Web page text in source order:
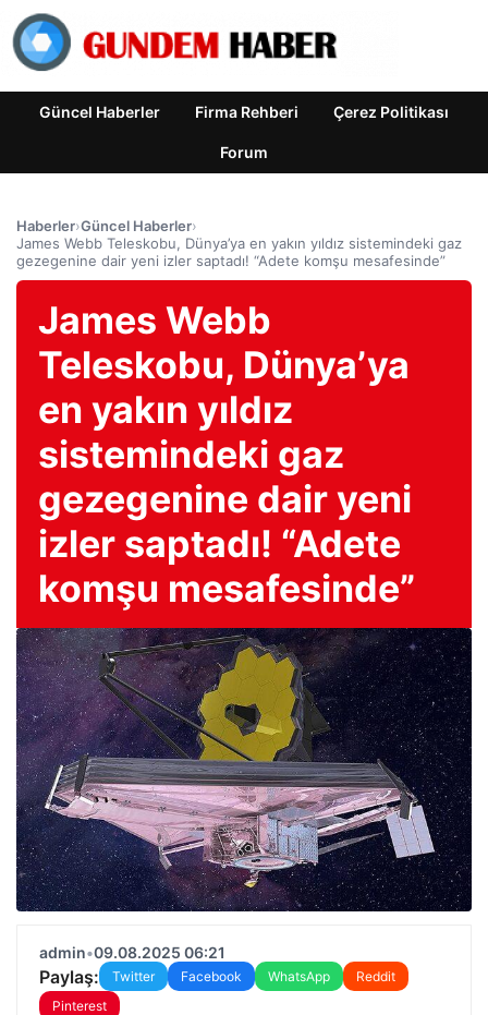
Güncel Haberler Firma Rehberi Çerez Politikası
Forum
Haberler›Güncel Haberler›
James Webb Teleskobu, Dünya’ya en yakın yıldız sistemindeki gaz
gezegenine dair yeni izler saptadı! “Adete komşu mesafesinde”
James Webb
Teleskobu, Dünya’ya
en yakın yıldız
sistemindeki gaz
gezegenine dair yeni
izler saptadı! “Adete
komşu mesafesinde”
admin•09.08.2025 06:21
Paylaş: Twitter Facebook WhatsApp
Reddit
Pinterest